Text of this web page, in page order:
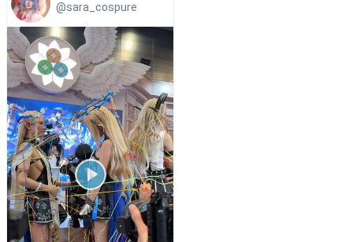
@sara_cospure